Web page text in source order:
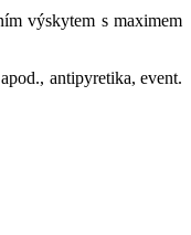
výskytem s maximem
antipyretika, event.